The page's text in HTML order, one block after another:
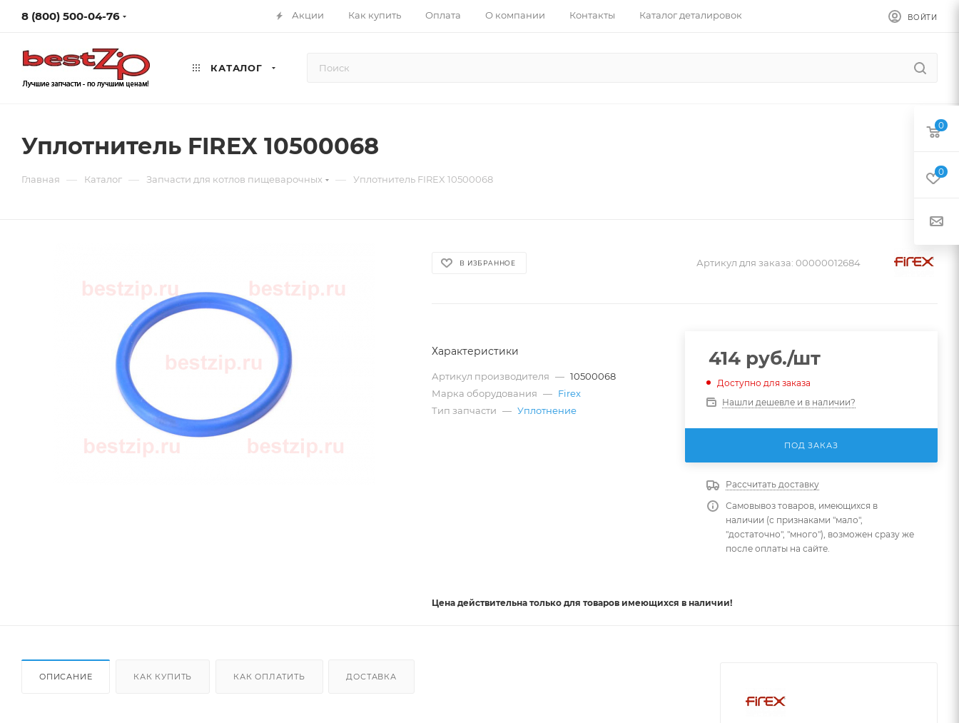
8 (800) 500-04-76 Акции Как купить Оплата О компании Контакты Каталог деталировок ВОЙТИ
КАТАЛОГ
Уплотнитель FIREX 10500068
Главная — Каталог — Запчасти для котлов пищеварочных — Уплотнитель FIREX 10500068
В ИЗБРАННОЕ Артикул для заказа: 00000012684
Характеристики
Артикул производителя — 10500068
Марка оборудования — Firex
Тип запчасти — Уплотнение
414руб./шт
Доступно для заказа
Нашли дешевле и в наличии?
ПОД ЗАКАЗ
Рассчитать доставку
Самовывоз товаров, имеющихся в
наличии (с признаками "мало",
"достаточно", "много"), возможен сразу же
после оплаты на сайте.
Цена действительна только для товаров имеющихся в наличии!
ОПИСАНИЕ КАК КУПИТЬ КАК ОПЛАТИТЬ ДОСТАВКА
0
0